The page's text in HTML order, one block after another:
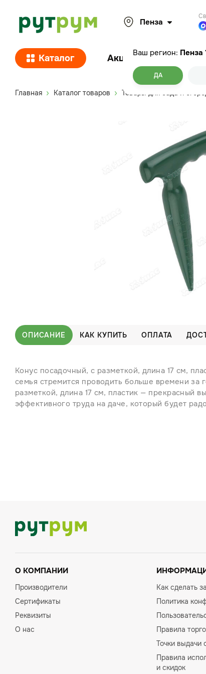
Пенза
Ваш регион: Пенза
ДА
Каталог Акции
Главная Каталог товаров Товары для сада и
ОПИСАНИЕ КАК КУПИТЬ ОПЛАТА
Конус посадочный, с разметкой, длина 17 см,
семья стремится проводить больше времени за
разметкой, длина 17 см, пластик — прекрасный
эффективного труда на даче, который будет
О КОМПАНИИ
Производители
Сертификаты
Реквизиты
О нас
Как сделать
Политика
Правила
Точки выдачи
Правила
и скидок